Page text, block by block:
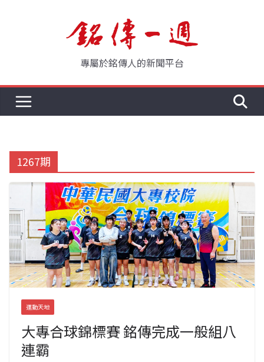
專屬於銘傳人的新聞平台
1267期
運動天地
大專合球錦標賽 銘傳完成一般組八
連霸